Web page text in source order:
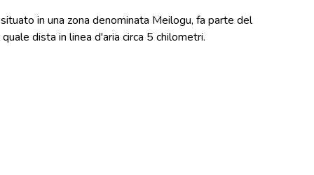
in una zona denominata Meilogu, fa parte del
dista in linea d'aria circa 5 chilometri.